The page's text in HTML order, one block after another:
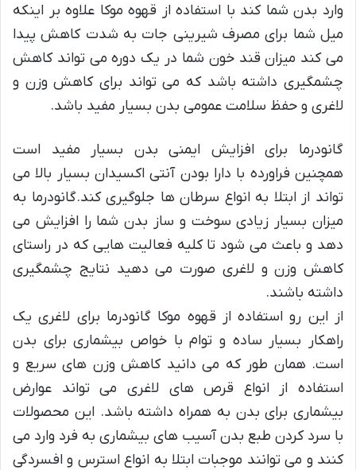
وارد بدن شما کند با استفاده از قهوه موکا علاوه بر اینکه
میل شما برای مصرف شیرینی جات به شدت کاهش پیدا
می کند میزان قند خون شما در یک دوره می تواند کاهش
چشمگیری داشته باشد که می تواند برای کاهش وزن و
لاغری و حفظ سلامت عمومی بدن بسیار مفید باشد.
گانودرما برای افزایش ایمنی بدن بسیار مفید است
همچنین فراورده با دارا بودن آنتی اکسیدان بسیار بالا می
تواند از ابتلا به انواع سرطان ها جلوگیری کند.گانودرما به
میزان بسیار زیادی سوخت و ساز بدن شما را افزایش می
دهد و باعث می شود تا کلیه فعالیت هایی که در راستای
کاهش وزن و لاغری صورت می دهید نتایج چشمگیری
داشته باشند.
از این رو استفاده از قهوه موکا گانودرما برای لاغری یک
راهکار بسیار ساده و توام با خواص بیشماری برای بدن
است. همان طور که می دانید کاهش وزن های سریع و
استفاده از انواع قرص های لاغری می تواند عوارض
بیشماری برای بدن به همراه داشته باشد. این محصولات
با سرد کردن طبع بدن آسیب های بیشماری به فرد وارد می
کنند و می توانند موجبات ابتلا به انواع استرس و افسردگی